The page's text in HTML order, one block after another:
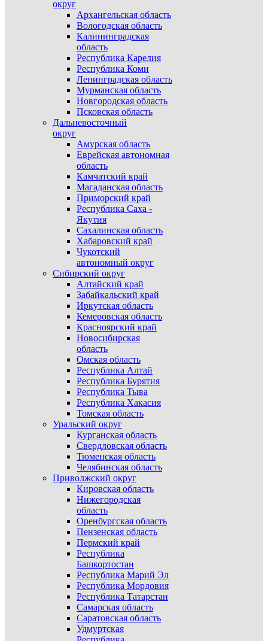
округ
Архангельская область
Вологодская область
Калининградская
область
Республика Карелия
Республика Коми
Ленинградская область
Мурманская область
Новгородская область
Псковская область
Дальневосточный
округ
Амурская область
Еврейская автономная
область
Камчатский край
Магаданская область
Приморский край
Республика Саха -
Якутия
Сахалинская область
Хабаровский край
Чукотский
автономный округ
Сибирский округ
Алтайский край
Забайкальский край
Иркутская область
Кемеровская область
Красноярский край
Новосибирская
область
Омская область
Республика Алтай
Республика Бурятия
Республика Тыва
Республика Хакасия
Томская область
Уральский округ
Курганская область
Свердловская область
Тюменская область
Челябинская область
Приволжский округ
Кировская область
Нижегородская
область
Оренбургская область
Пензенская область
Пермский край
Республика
Башкортостан
Республика Марий Эл
Республика Мордовия
Республика Татарстан
Самарская область
Саратовская область
Удмуртская